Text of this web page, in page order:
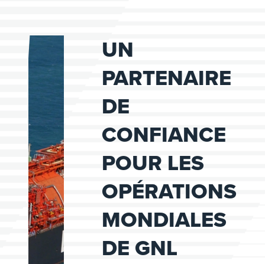
UN
PARTENAIRE
DE
CONFIANCE
POUR LES
OPÉRATIONS
MONDIALES
DE GNL